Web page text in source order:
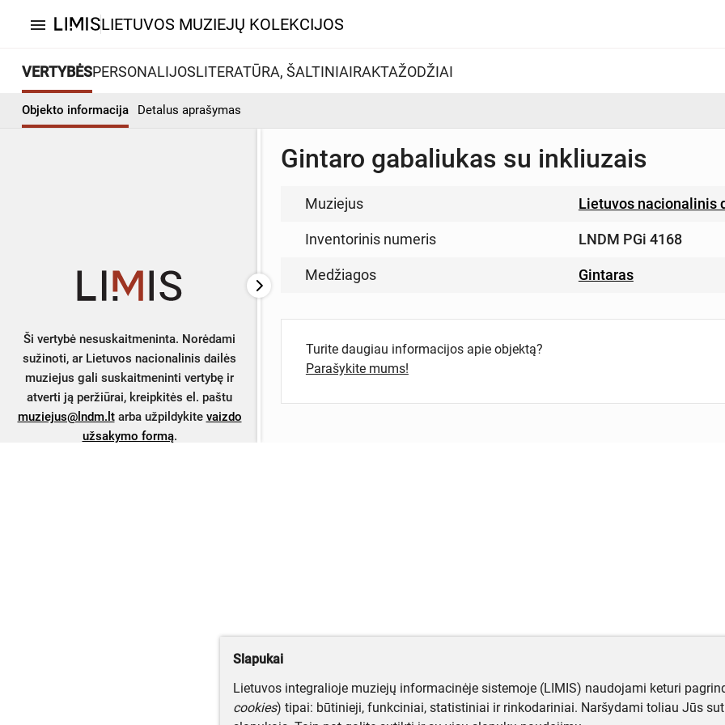
menu LIETUVOS MUZIEJŲ KOLEKCIJOS
VERTYBĖSPERSONALIJOSLITERATŪRA, ŠALTINIAIRAKTAŽODŽIAI
Objekto informacija Detalus aprašymas
Ši vertybė nesuskaitmeninta. Norėdami
sužinoti, ar Lietuvos nacionalinis dailės
muziejus gali suskaitmeninti vertybę ir
atverti ją peržiūrai, kreipkitės el. paštu
muziejus@lndm.ltarba užpildykite vaizdo
užsakymo formą.
Gintaro gabaliukas su inkliuzais
Muziejus Lietuvos nacionalinis
Inventorinis numeris LNDM PGi 4168
Medžiagos Gintaras
Turite daugiau informacijos apie objektą?
Parašykite mums!
Slapukai
Lietuvos integralioje muziejų informacinėje sistemoje (LIMIS) naudojami keturi
cookies) tipai: būtinieji, funkciniai, statistiniai ir rinkodariniai. Naršydami toliau Jūs